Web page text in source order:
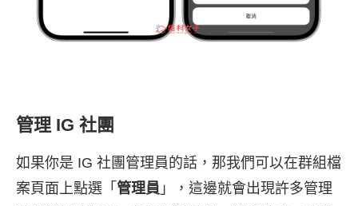
管理 IG 社團
如果你是 IG 社團管理員的話，那我們可以在群組檔
案頁面上點選「 管理員 」，這邊就會出現許多管理